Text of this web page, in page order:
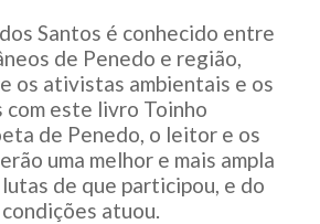
Santos é conhecido entre
de Penedo e região,
os ativistas ambientais e os
com este livro Toinho
de Penedo, o leitor e os
uma melhor e mais ampla
de que participou, e do
atuou.